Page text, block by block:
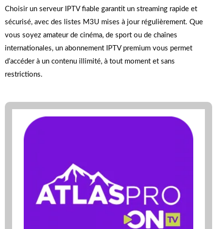
Choisir un serveur IPTV fiable garantit un streaming rapide et
sécurisé, avec des listes M3U mises à jour régulièrement. Que
vous soyez amateur de cinéma, de sport ou de chaînes
internationales, un abonnement IPTV premium vous permet
d’accéder à un contenu illimité, à tout moment et sans
restrictions.